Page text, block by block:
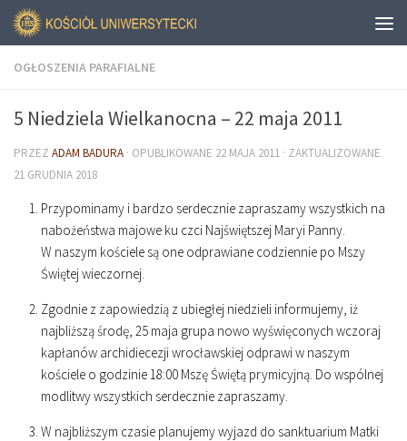
OGŁOSZENIA PARAFIALNE
5 Niedziela Wielkanocna – 22 maja 2011
PRZEZ ADAM BADURA · OPUBLIKOWANE 22 MAJA 2011 · ZAKTUALIZOWANE
21 GRUDNIA 2018
Przypominamy i bardzo serdecznie zapraszamy wszystkich na
nabożeństwa majowe ku czci Najświętszej Maryi Panny.
W naszym kościele są one odprawiane codziennie po Mszy
Świętej wieczornej.
Zgodnie z zapowiedzią z ubiegłej niedzieli informujemy, iż
najbliższą środę, 25 maja grupa nowo wyświęconych wczoraj
kapłanów archidiecezji wrocławskiej odprawi w naszym
kościele o godzinie18:00 Mszę Świętą prymicyjną. Do wspólnej
modlitwy wszystkich serdecznie zapraszamy.
W najbliższym czasie planujemy wyjazd do sanktuarium Matki